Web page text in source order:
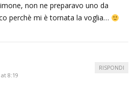
non ne preparavo uno da
perchè mi è tornata la voglia…
8:19
RISPONDI